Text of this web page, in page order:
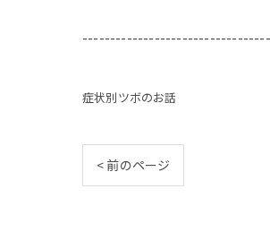
症状別ツボのお話
< 前のページ